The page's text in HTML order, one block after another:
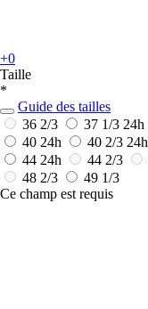
+0
Taille
*
Guide des tailles
36 2/3
37 1/3 24h
40 24h 40 2/3 24h
44 24h 44 2/3
48 2/3
49 1/3
Ce champ est requis